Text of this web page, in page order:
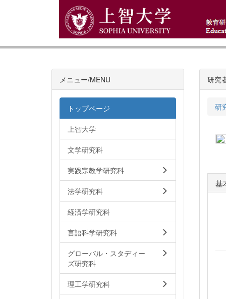
研究
研
基
メニュー/MENU
トップページ
上智大学
文学研究科
実践宗教学研究科
法学研究科
経済学研究科
言語科学研究科
グローバル・スタディー
ズ研究科
理工学研究科